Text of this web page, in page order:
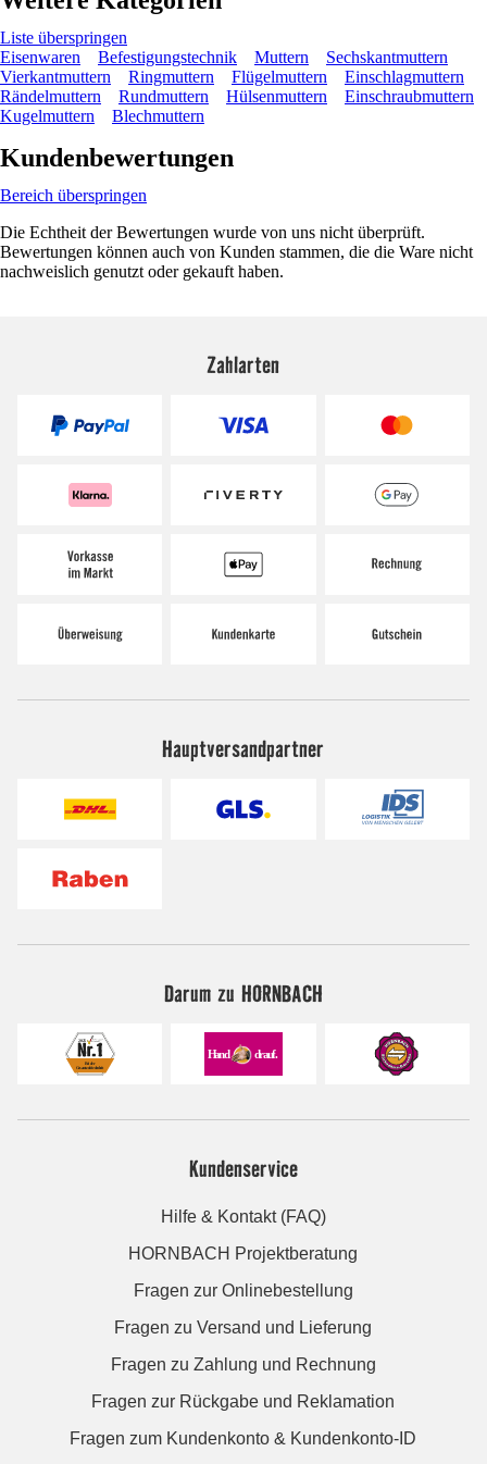
Liste überspringen
Eisenwaren
Befestigungstechnik Muttern
Sechskantmuttern
Vierkantmuttern
Ringmuttern Flügelmuttern
Einschlagmuttern
Rändelmuttern
Rundmuttern Hülsenmuttern
Einschraubmuttern
Kugelmuttern
Blechmuttern
Kundenbewertungen
Bereich überspringen
Die Echtheit der Bewertungen wurde von uns nicht überprüft.
Bewertungen können auch von Kunden stammen, die die Ware nicht
nachweislich genutzt oder gekauft haben.
Zahlarten
Hauptversandpartner
Darum zu HORNBACH
Kundenservice
Hilfe & Kontakt (FAQ)
HORNBACH Projektberatung
Fragen zur Onlinebestellung
Fragen zu Versand und Lieferung
Fragen zu Zahlung und Rechnung
Fragen zur Rückgabe und Reklamation
Fragen zum Kundenkonto & Kundenkonto-ID